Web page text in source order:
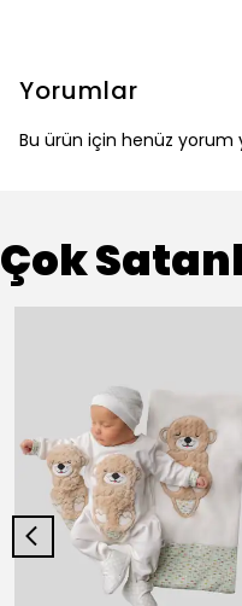
Yorumlar
Bu ürün için henüz yorum
Çok